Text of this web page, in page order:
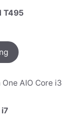
T495